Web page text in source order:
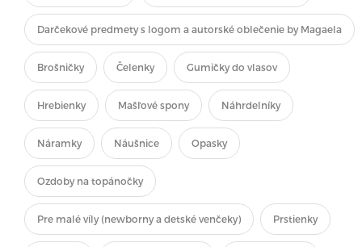
Darčekové predmety s logom a autorské oblečenie by Magaela
Brošničky Čelenky Gumičky do vlasov
Hrebienky Mašľové spony Náhrdelníky
Náramky Náušnice Opasky
Ozdoby na topánočky
Pre malé víly (newborny a detské venčeky) Prstienky